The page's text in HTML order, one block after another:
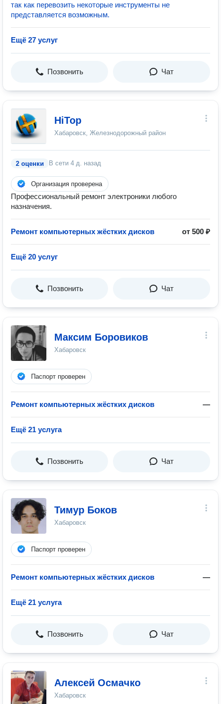
так как перевозить некоторые инструменты не
представляется возможным.
Ещё 27 услуг
Позвонить Чат
HiTop
Хабаровск, Железнодорожный район
2 оценки В сети 4 д. назад
Организация проверена
Профессиональный ремонт электроники любого
назначения.
Ремонт компьютерных жёстких дисков от 500 ₽
Ещё 20 услуг
Позвонить Чат
Максим Боровиков
Хабаровск
Паспорт проверен
Ремонт компьютерных жёстких дисков —
Ещё 21 услуга
Позвонить Чат
Тимур Боков
Хабаровск
Паспорт проверен
Ремонт компьютерных жёстких дисков —
Ещё 21 услуга
Позвонить Чат
Алексей Осмачко
Хабаровск